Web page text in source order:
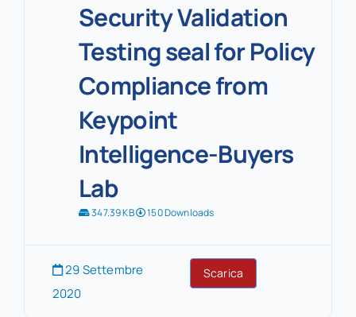
Security Validation
Testing seal for Policy
Compliance from
Keypoint
Intelligence-Buyers
Lab
347.39 KB 150 Downloads
29 Settembre
2020
Scarica